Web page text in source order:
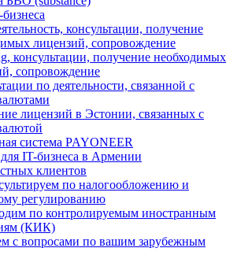
консультации, получение
лицензий, сопровождение
консультации, получение необходимых
сопровождение
по деятельности, связанной с
лицензий в Эстонии, связанных с
система PAYONEER
IT-бизнеса в Армении
клиентов
по налогообложению и
регулированию
по контролируемым иностранным
(КИК)
с вопросами по вашим зарубежным